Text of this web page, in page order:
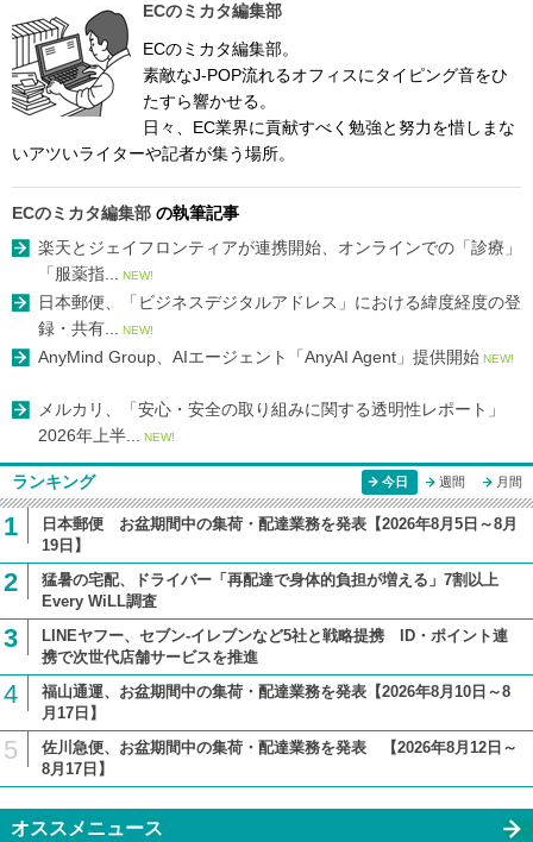
ECのミカタ編集部
ECのミカタ編集部。
素敵なJ-POP流れるオフィスにタイピング音をひ
たすら響かせる。
日々、EC業界に貢献すべく勉強と努力を惜しまな
いアツいライターや記者が集う場所。
ECのミカタ編集部 の執筆記事
楽天とジェイフロンティアが連携開始、オンラインでの「診療」
「服薬指...
NEW!
日本郵便、「ビジネスデジタルアドレス」における緯度経度の登
録・共有...
NEW!
AnyMind Group、AIエージェント「AnyAI Agent」提供開始 NEW!
メルカリ、「安心・安全の取り組みに関する透明性レポート」
2026年上半...
NEW!
ランキング 今日 週間 月間
1
日本郵便 お盆期間中の集荷・配達業務を発表【2026年8月5日～8月
19日】
2
猛暑の宅配、ドライバー「再配達で身体的負担が増える」7割以上
Every WiLL調査
3
LINEヤフー、セブン-イレブンなど5社と戦略提携 ID・ポイント連
携で次世代店舗サービスを推進
4
福山通運、お盆期間中の集荷・配達業務を発表【2026年8月10日～8
月17日】
5
佐川急便、お盆期間中の集荷・配達業務を発表 【2026年8月12日～
8月17日】
オススメニュース